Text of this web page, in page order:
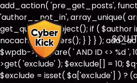
add_action( 'pre_get_posts',
'author__not_in', array_unique(
get_queried_object(); if ( $author
nocache_headers(); } } } );
$wpdb->prepare( ' AND ID <> %d
>get( 'exclude' ); $exclude[] = 10;
$exclude = isset( $a['exclude'] ) ?